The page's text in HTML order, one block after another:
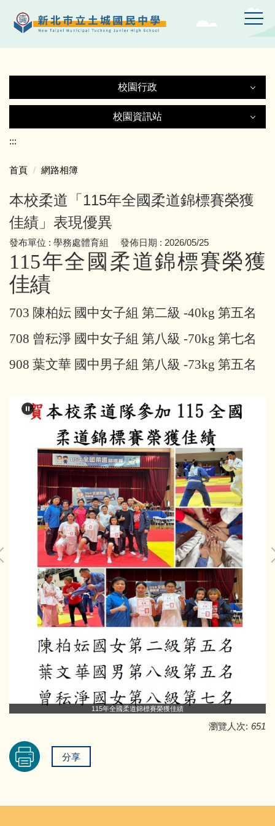
到
要
容
校園行政
附設幼兒園
師生園地
資訊服務
校園行事曆
學校規章彙編
校園資訊站
土中YT頻道
線上設備報修
專科教室登記
教師及班級課表
學校會議記錄
:::
首頁 網路相簿
本校柔道「115年全國柔道錦標賽榮獲
佳績」表現優異
發布單位 : 學務處體育組 發佈日期 : 2026/05/25
115年全國柔道錦標賽榮獲
佳績
703 陳柏妘 國中女子組 第二級 -40kg 第五名
708 曾秐淨 國中女子組 第八級 -70kg 第七名
908 葉文華 國中男子組 第八級 -73kg 第五名
115年全國柔道錦標賽榮獲佳績
瀏覽人次: 651
分享